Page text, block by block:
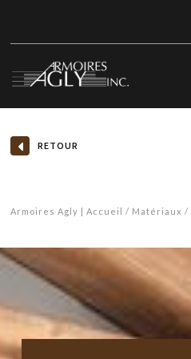
RETOUR
Armoires Agly | Accueil Matériaux